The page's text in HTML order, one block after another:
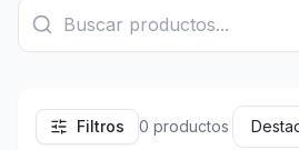
Filtros 0 productos